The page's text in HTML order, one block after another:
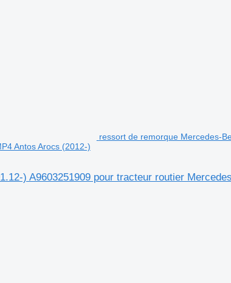
ressort de remorque Mercedes-
Antos Arocs (2012-)
) A9603251909 pour tracteur routier